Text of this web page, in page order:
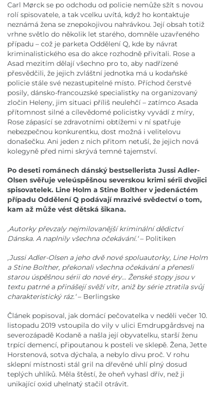
Carl Mørck se po odchodu od policie nemůže sžít s novou
rolí spisovatele, a tak vcelku uvítá, když ho kontaktuje
neznámá žena se znepokojivou nahrávkou. Její obsah totiž
vrhne světlo do několik let starého, domněle uzavřeného
případu – což je parketa Oddělení Q, kde by návrat
kriminalistického esa do akce rozhodně přivítali. Rose a
Asad mezitím dělají všechno pro to, aby nadřízené
přesvědčili, že jejich zvláštní jednotka má u kodaňské
policie stále své nezastupitelné místo. Příchod čerstvé
posily, dánsko-francouzské specialistky na organizovaný
zločin Heleny, jim situaci příliš neulehčí – zatímco Asada
přítomnost silné a cílevědomé policistky vyvádí z míry,
Rose zápasící se zdravotními obtížemi v ní spatřuje
nebezpečnou konkurentku, dost možná i velitelovu
donašečku. Ani jeden z nich přitom netuší, že jejich nová
kolegyně před nimi skrývá temné tajemství.
Po deseti románech dánský bestsellerista Jussi Adler-
Olsen svěřuje veleúspěšnou severskou krimi sérii dvojici
spisovatelek. Line Holm a Stine Bolther v jedenáctém
případu Oddělení Q podávají mrazivé svědectví o tom,
kam až může vést dětská šikana.
,Autorky převzaly nejmilovanější kriminální dědictví
Dánska. A naplnily všechna očekávání.‘– Politiken
,Jussi Adler-Olsen a jeho dvě nové spoluautorky, Line Holm
a Stine Bolther, překonali všechna očekávání a přenesli
starou úspěšnou sérii do nové éry… Ženské stopy jsou v
textu patrné a přinášejí svěží vítr, aniž by série ztratila svůj
charakteristický ráz.‘– Berlingske
Článek popisoval, jak domácí pečovatelka v neděli večer 10.
listopadu 2019 vstoupila do vily v ulici Emdrupgårdsvej na
severozápadě Kodaně a našla její obyvatelku, starší ženu
trpící demencí, připoutanou k posteli ve sklepě. Žena, Jette
Horstenová, sotva dýchala, a nebylo divu proč. V rohu
sklepní místnosti stál gril na dřevěné uhlí plný dosud
teplých uhlíků. Měla štěstí, že oheň vyhasl dřív, než ji
unikající oxid uhelnatý stačil otrávit.